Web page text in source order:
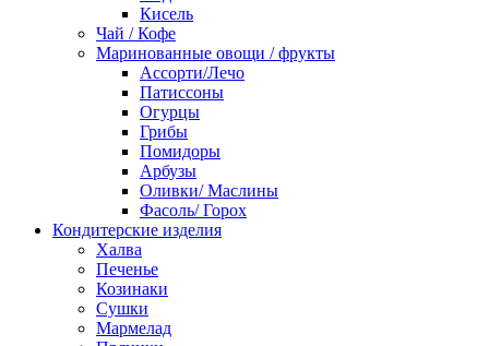
Кисель
Чай / Кофе
Маринованные овощи / фрукты
Ассорти/Лечо
Патиссоны
Огурцы
Грибы
Помидоры
Арбузы
Оливки/ Маслины
Фасоль/ Горох
Кондитерские изделия
Халва
Печенье
Козинаки
Сушки
Мармелад